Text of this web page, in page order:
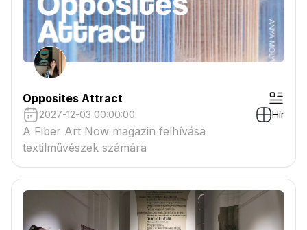
Opposites Attract
2027-12-03 00:00:00 Hír
A Fiber Art Now magazin felhívása
textilművészek számára